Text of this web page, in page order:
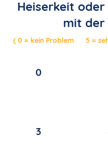
Heiserkeit oder
mit der
( 0 = kein Problem 5 =
0
3